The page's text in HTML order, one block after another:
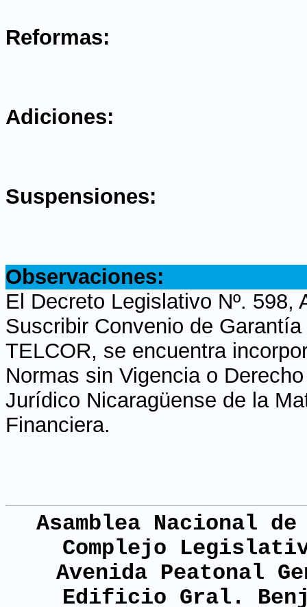
Reformas:
Adiciones:
Suspensiones:
Observaciones:
El Decreto Legislativo Nº.
Suscribir Convenio de
TELCOR, se encuentra
Normas sin Vigencia o
Jurídico Nicaragüense de la
Financiera.
Asamblea Nacional
Complejo
Avenida Peatonal
Edificio Gral.